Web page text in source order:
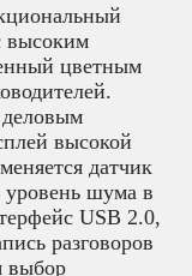
высоким
цветным
деловым
высокой
датчик
уровень шума в
USB 2.0,
разговоров
выбор